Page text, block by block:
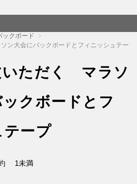
ックボード
ン大会にバックボードとフィニッシュテープ
いただく マラソ
クボードとフ
テープ
1未満